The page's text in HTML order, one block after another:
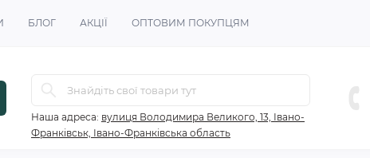
БЛОГ АКЦІЇ ОПТОВИМ ПОКУПЦЯМ
Наша адреса: вулиця Володимира Великого, 13, Івано-
Франківськ, Івано-Франківська область